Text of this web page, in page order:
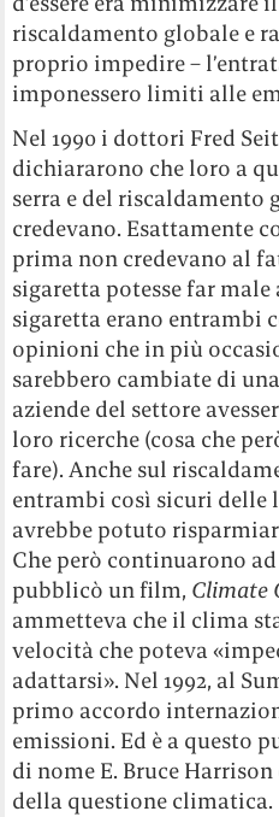
riscaldamento globale e
proprio impedire –
imponessero limiti alle
Nel 1990 i dottori Fred
dichiararono che loro a
serra e del riscaldamento
credevano. Esattamente
prima non credevano al
sigaretta potesse far
sigaretta erano entrambi
opinioni che in più
sarebbero cambiate di
aziende del settore
loro ricerche (cosa che
fare). Anche sul
entrambi così sicuri delle
avrebbe potuto
Che però continuarono ad
pubblicò un film, Climate
ammetteva che il clima
velocità che poteva
adattarsi». Nel 1992, al
primo accordo
emissioni. Ed è a questo
di nome E. Bruce
della questione climatica.